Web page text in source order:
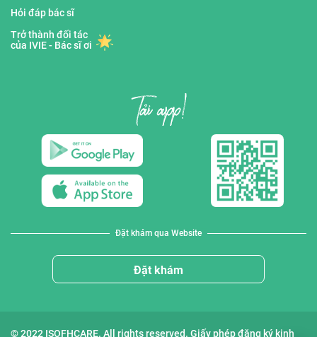
Hỏi đáp bác sĩ
Trở thành đối tác
của IVIE - Bác sĩ ơi
Đặt khám qua Website
Đặt khám
© 2022 ISOFHCARE. All rights reserved. Giấy phép đăng ký kinh